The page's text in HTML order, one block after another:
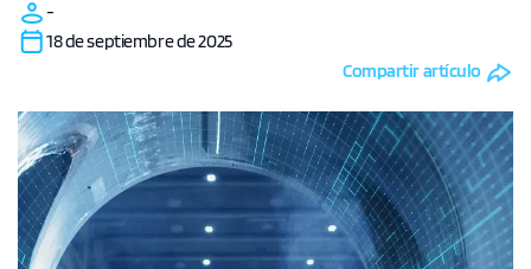
-
18 de septiembre de 2025
Compartir artículo